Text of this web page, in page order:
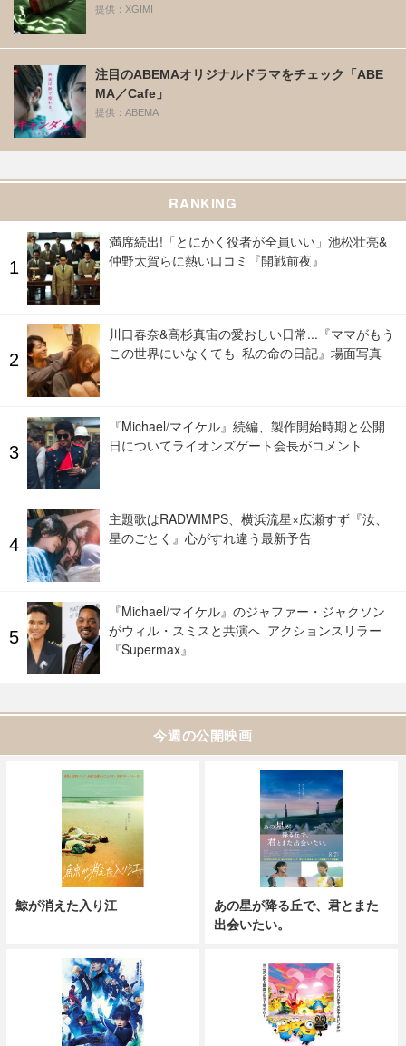
提供：XGIMI
注目のABEMAオリジナルドラマをチェック「ABE
MA／Cafe」
提供：ABEMA
RANKING
満席続出!「とにかく役者が全員いい」池松壮亮&
仲野太賀らに熱い口コミ『開戦前夜』
川口春奈&高杉真宙の愛おしい日常...『ママがもう
この世界にいなくても 私の命の日記』場面写真
『Michael/マイケル』続編、製作開始時期と公開
日についてライオンズゲート会長がコメント
主題歌はRADWIMPS、横浜流星×広瀬すず『汝、
星のごとく』心がすれ違う最新予告
『Michael/マイケル』のジャファー・ジャクソン
がウィル・スミスと共演へ アクションスリラー
『Supermax』
今週の公開映画
鯨が消えた入り江
あの星が降る丘で、君とまた
出会いたい。